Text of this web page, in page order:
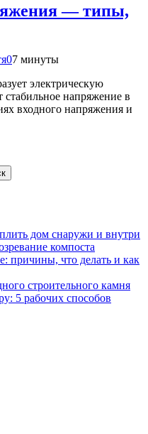
— типы,
07 минуты
электрическую
напряжение в
входного напряжения и
дом снаружи и внутри
компоста
причины, что делать и как
строительного камня
5 рабочих способов